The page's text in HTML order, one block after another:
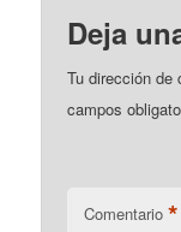
Deja
Tu dirección de
campos
Comentario *